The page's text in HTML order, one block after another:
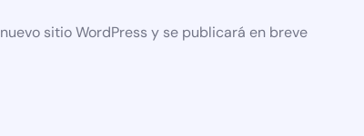
sitio WordPress y se publicará en breve